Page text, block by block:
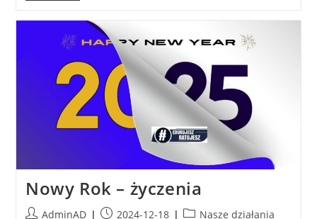
Nowy Rok – życzenia
AdminAD 2024-12-18 Nasze działania